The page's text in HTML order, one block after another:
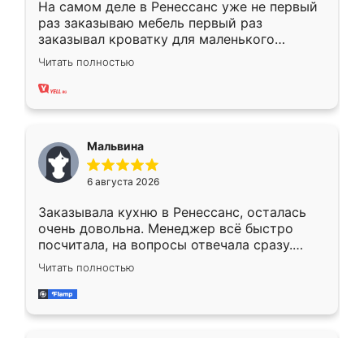
На самом деле в Ренессанс уже не первый
раз заказываю мебель первый раз
заказывал кроватку для маленького
ребёнка при его рождении ,во второй раз
заказал шкаф-купе. По качеству очень
хорошее сборка достаточно быстрая,
меньше, здесь же он более разнообразный.
Мне нравится ,если что-то потребуется из
мебели буду заказывать только здесь.
Читать полностью
Мальвина
6 августа 2026
Заказывала кухню в Ренессанс, осталась
очень довольна. Менеджер всё быстро
посчитала, на вопросы отвечала сразу.
Замерщик приехал в субботу, подошёл к
делу со всей ответственностью. Собрали
за день, ребята работали аккуратно, даже
Читать полностью